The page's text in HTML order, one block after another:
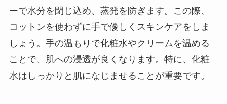
ーで水分を閉じ込め、蒸発を防ぎます。この際、
コットンを使わずに手で優しくスキンケアをしま
しょう。手の温もりで化粧水やクリームを温める
ことで、肌への浸透が良くなります。特に、化粧
水はしっかりと肌になじませることが重要です。